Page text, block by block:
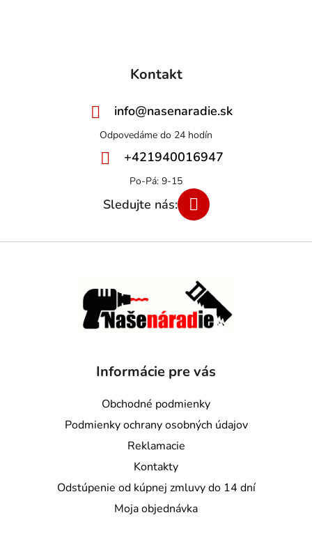
Kontakt
info@nasenaradie.sk
+421940016947
Informácie pre vás
Obchodné podmienky
Podmienky ochrany osobných údajov
Reklamacie
Kontakty
Odstúpenie od kúpnej zmluvy do 14 dní
Moja objednávka